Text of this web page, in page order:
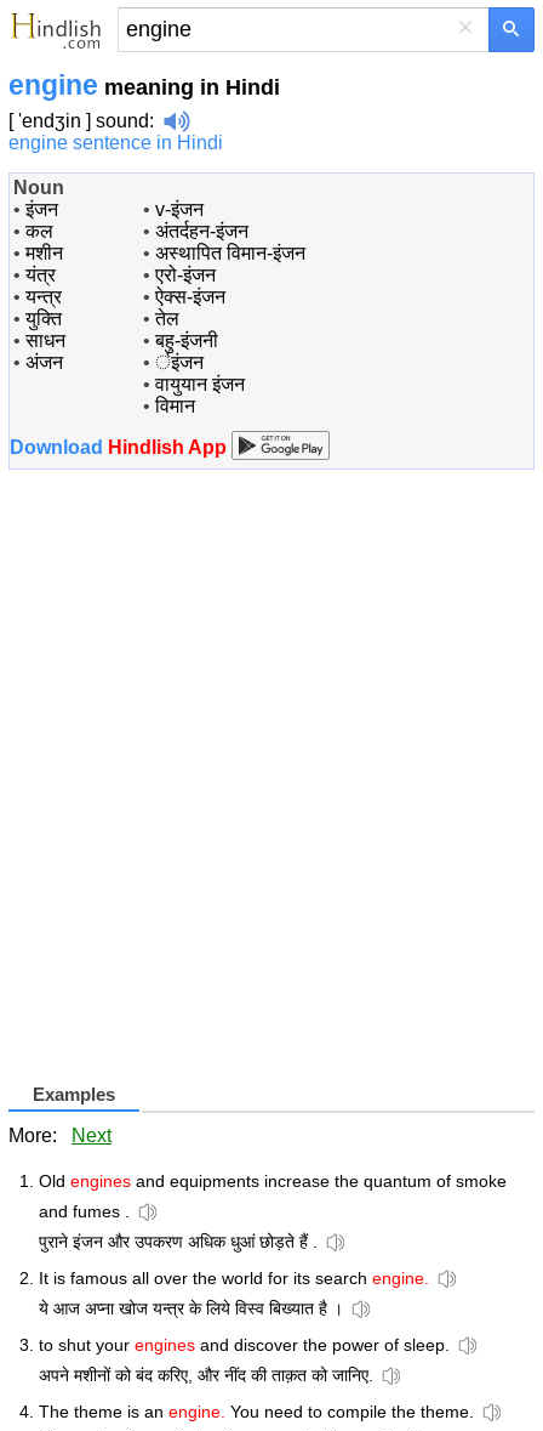
×
engine meaning in Hindi
[ 'endʒin ] sound:
engine sentence in Hindi
Noun
•इंजन
•कल
•मशीन
•यंत्र
•यन्त्र
•युक्ति
•साधन
• अंजन
• v-इंजन
• अंतर्दहन-इंजन
• अस्थापित विमान-इंजन
•एरो-इंजन
•ऐक्स-इंजन
•तेल
•बहु-इंजनी
• र्इंजन
•वायुयान इंजन
•विमान
Download Hindlish App
Examples
More: Next
Old engines and equipments increase the quantum of smoke
and fumes .
पुराने इंजन और उपकरण अधिक धुआं छोड़ते हैं .
It is famous all over the world for its search engine.
ये आज अप्ना खोज यन्त्र के लिये विस्व बिख्यात है ।
to shut your engines and discover the power of sleep.
अपने मशीनों को बंद करिए, और नींद की ताक़त को जानिए.
The theme is an engine. You need to compile the theme.